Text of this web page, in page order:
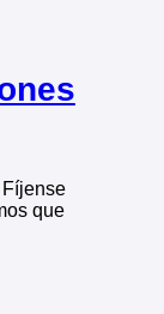
que